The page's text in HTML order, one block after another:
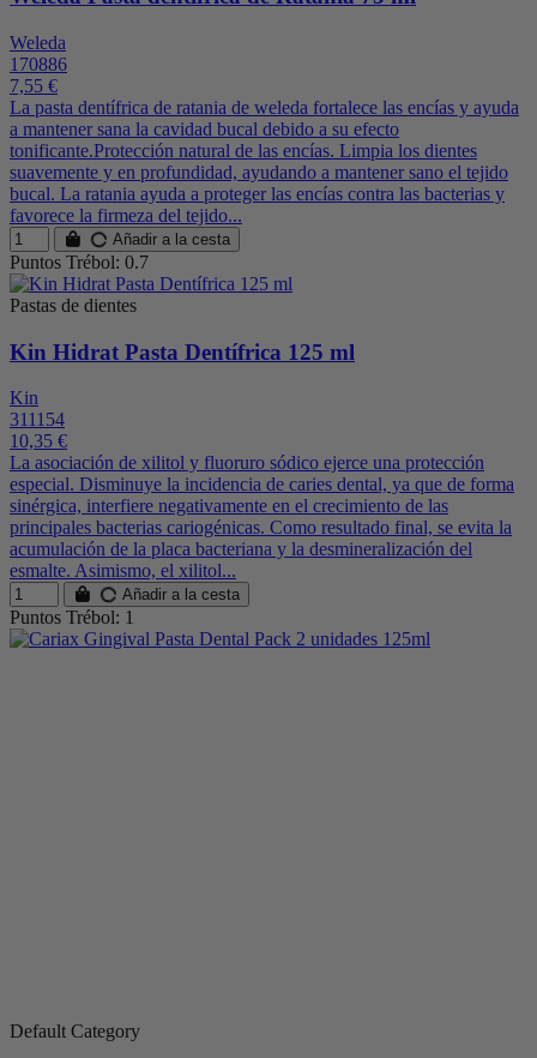
Weleda
170886
7,55 €
La pasta dentífrica de ratania de weleda fortalece las encías y ayuda
a mantener sana la cavidad bucal debido a su efecto
tonificante.Protección natural de las encías. Limpia los dientes
suavemente y en profundidad, ayudando a mantener sano el tejido
bucal. La ratania ayuda a proteger las encías contra las bacterias y
favorece la firmeza del tejido...
Añadir a la cesta
Puntos Trébol: 0.7
Pastas de dientes
Kin Hidrat Pasta Dentífrica 125 ml
Kin
311154
10,35 €
La asociación de xilitol y fluoruro sódico ejerce una protección
especial. Disminuye la incidencia de caries dental, ya que de forma
sinérgica, interfiere negativamente en el crecimiento de las
principales bacterias cariogénicas. Como resultado final, se evita la
acumulación de la placa bacteriana y la desmineralización del
esmalte. Asimismo, el xilitol...
Añadir a la cesta
Puntos Trébol: 1
Default Category